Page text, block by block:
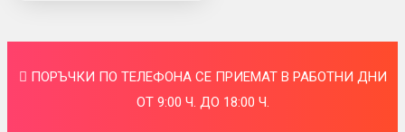
ПОРЪЧКИ ПО ТЕЛЕФОНА СЕ ПРИЕМАТ В РАБОТНИ ДНИ
ОТ 9:00 Ч. ДО 18:00 Ч.